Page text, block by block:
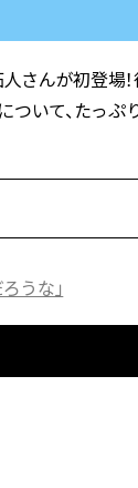
さんが初登場
いて、たっぷ
うな」
【
事